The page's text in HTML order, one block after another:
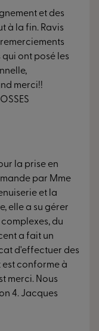
laissent rien
*
et des
à la fin. Ravis
ont posé les
merci!!
la prise en
par Mme
et la
elle a su gérer
du
a fait un
d'effectuer des
conforme à
merci. Nous
4. Jacques